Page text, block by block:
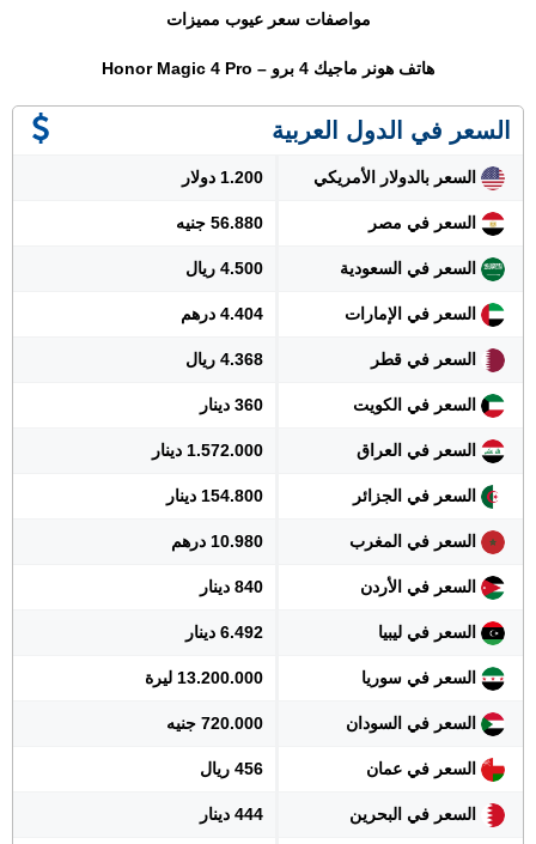
مواصفات سعر عيوب مميزات
هاتف هونر ماجيك 4 برو – Honor Magic 4 Pro
السعر في الدول العربية
السعر بالدولار الأمريكي 1.200 دولار
السعر في مصر 56.880 جنيه
السعر في السعودية 4.500 ريال
السعر في الإمارات 4.404 درهم
السعر في قطر 4.368 ريال
السعر في الكويت 360 دينار
السعر في العراق 1.572.000 دينار
السعر في الجزائر 154.800 دينار
السعر في المغرب 10.980 درهم
السعر في الأردن 840 دينار
السعر في ليبيا 6.492 دينار
السعر في سوريا 13.200.000 ليرة
السعر في السودان 720.000 جنيه
السعر في عمان 456 ريال
السعر في البحرين 444 دينار